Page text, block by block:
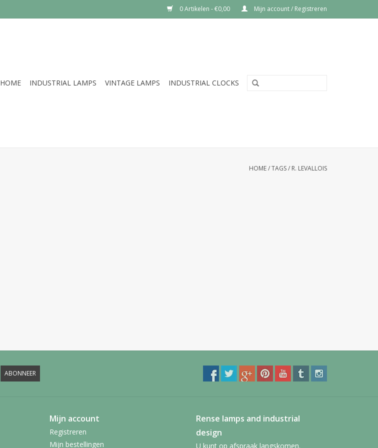
0 Artikelen - €0,00 Mijn account / Registreren
HOME INDUSTRIAL LAMPS VINTAGE LAMPS INDUSTRIAL CLOCKS
HOME/TAGS/ R. LEVALLOIS
ABONNEER
Mijn account
Registreren
Mijn bestellingen
Rense lamps and industrial
design
U kunt op afspraak langskomen.